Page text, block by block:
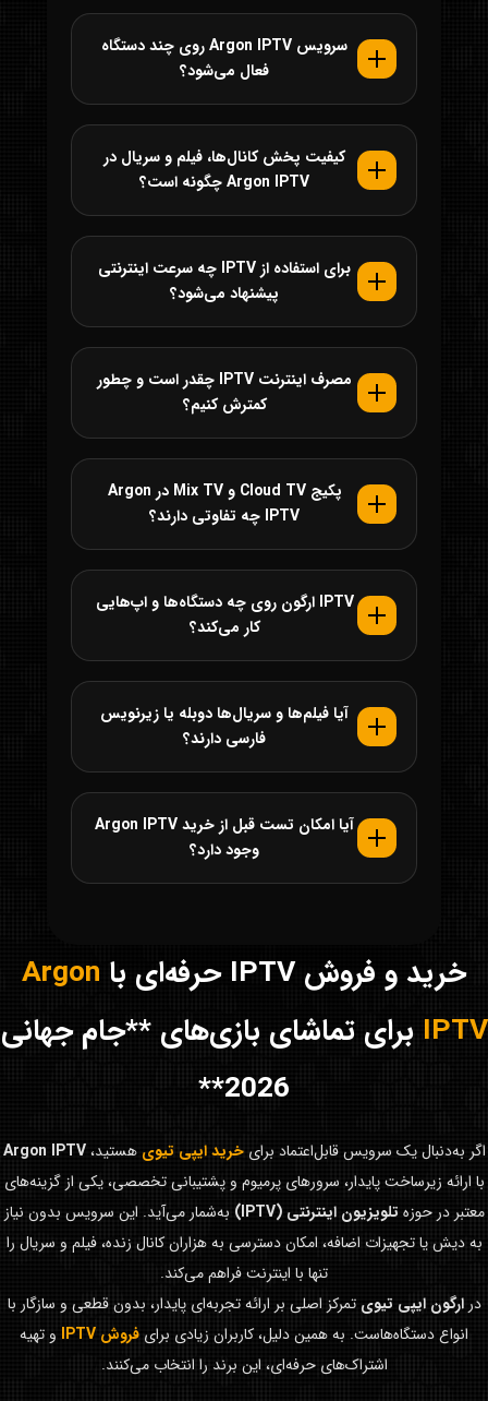
سرویس Argon IPTV روی چند دستگاه
فعال می‌شود؟
کیفیت پخش کانال‌ها، فیلم و سریال در
Argon IPTV چگونه است؟
برای استفاده از IPTV چه سرعت اینترنتی
پیشنهاد می‌شود؟
مصرف اینترنت IPTV چقدر است و چطور
کمترش کنیم؟
پکیج Cloud TV و Mix TV در Argon
IPTV چه تفاوتی دارند؟
IPTV ارگون روی چه دستگاه‌ها و اپ‌هایی
کار می‌کند؟
آیا فیلم‌ها و سریال‌ها دوبله یا زیرنویس
فارسی دارند؟
آیا امکان تست قبل از خرید Argon IPTV
وجود دارد؟
خرید و فروش IPTV حرفه‌ای با
Argon
IPTV برای تماشای بازی‌های **جام جهانی
2026**
اگر به‌دنبال یک سرویس قابل‌اعتماد برایخرید ایپی تیوی هستید،Argon IPTV
با ارائه زیرساخت پایدار، سرورهای پرمیوم و پشتیبانی تخصصی، یکی از گزینه‌های
معتبر در حوزه تلویزیون اینترنتی (IPTV)
به‌شمار می‌آید. این سرویس بدون نیاز
به دیش یا تجهیزات اضافه، امکان دسترسی به هزاران کانال زنده، فیلم و سریال را
تنها با اینترنت فراهم می‌کند.
درارگون ایپی تیوی تمرکز اصلی بر ارائه تجربه‌ای پایدار، بدون قطعی و سازگار با
انواع دستگاه‌هاست. به همین دلیل، کاربران زیادی برای فروش IPTV
و تهیه
اشتراک‌های حرفه‌ای، این برند را انتخاب می‌کنند.